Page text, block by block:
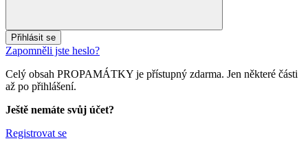
Přihlásit se
Zapomněli jste heslo?
Celý obsah PROPAMÁTKY je přístupný zdarma. Jen některé části
až po přihlášení.
Ještě nemáte svůj účet?
Registrovat se